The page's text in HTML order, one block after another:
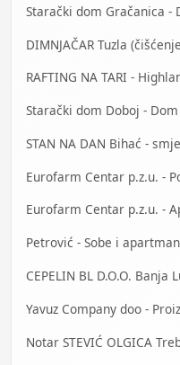
DIMNJAČAR Tuzla
RAFTING NA TARI -
STAN NA DAN Bihać -
Eurofarm Centar p.z.u. -
Eurofarm Centar p.z.u. -
Petrović - Sobe i
CEPELIN BL D.O.O. Banja
Yavuz Company doo -
Notar STEVIĆ OLGICA